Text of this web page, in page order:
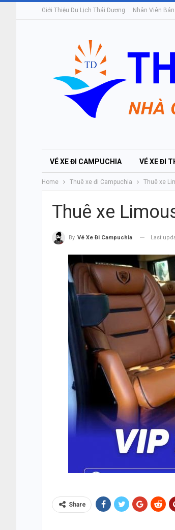
Giới Thiệu Du Lịch Thái Dương Nhân Viên
VÉ XE ĐI CAMPUCHIA VÉ XE ĐI
Home Thuê xe đi Campuchia Thuê xe
Thuê xe
By Vé Xe Đi Campuchia Last
Share